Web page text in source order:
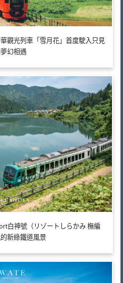
觀光列車「雪月花」首度駛入只見
幻相遇
白神號（リゾートしらかみ 橅編
新綠鐵道風景